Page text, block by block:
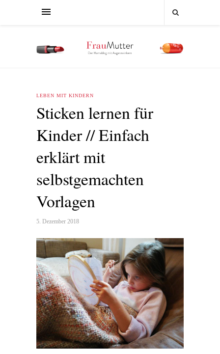
LEBEN MIT KINDERN
Sticken lernen für
Kinder // Einfach
erklärt mit
selbstgemachten
Vorlagen
5. Dezember 2018